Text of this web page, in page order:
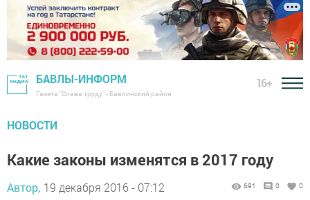
БАВЛЫ-ИНФОРМ
Газета "Слава труду" - Бавлинский район
16+
НОВОСТИ
Какие законы изменятся в 2017 году
Автор, 19 декабря 2016 - 07:12 691 0 0